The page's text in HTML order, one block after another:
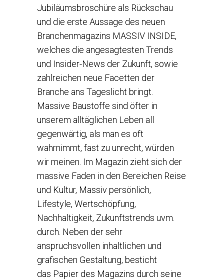
Jubiläumsbroschüre als Rückschau
und die erste Aussage des neuen
Branchenmagazins MASSIV INSIDE,
welches die angesagtesten Trends
und Insider-News der Zukunft, sowie
zahlreichen neue Facetten der
Branche ans Tageslicht bringt.
Massive Baustoffe sind öfter in
unserem alltäglichen Leben all
gegenwärtig, als man es oft
wahrnimmt, fast zu unrecht, würden
wir meinen. Im Magazin zieht sich der
massive Faden in den Bereichen Reise
und Kultur, Massiv persönlich,
Lifestyle, Wertschöpfung,
Nachhaltigkeit, Zukunftstrends uvm.
durch. Neben der sehr
anspruchsvollen inhaltlichen und
grafischen Gestaltung, besticht
das Papier des Magazins durch seine